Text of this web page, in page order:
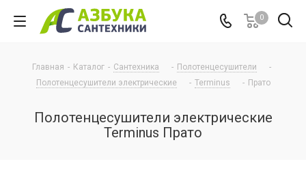
0
Главная - Каталог - Сантехника - Полотенцесушители
-
Полотенцесушители электрические
- Terminus - Прато
Полотенцесушители электрические
Terminus Прато